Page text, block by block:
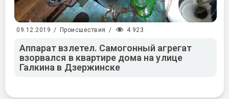
09.12.2019 / Происшествия / 4 923
Аппарат взлетел. Самогонный агрегат
взорвался в квартире дома на улице
Галкина в Дзержинске